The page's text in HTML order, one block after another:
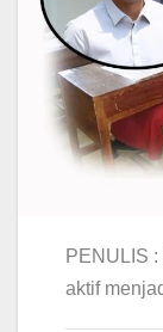
PENULIS
aktif